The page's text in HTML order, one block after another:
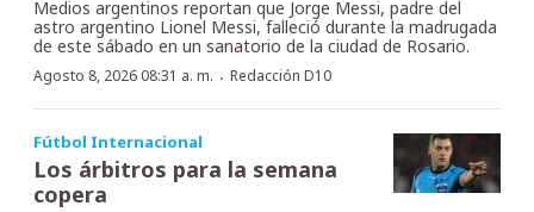
Medios argentinos reportan que Jorge Messi, padre del
astro argentino Lionel Messi, falleció durante la madrugada
de este sábado en un sanatorio de la ciudad de Rosario.
Agosto 8, 2026 08:31 a. m. · Redacción D10
Fútbol Internacional
Los árbitros para la semana
copera